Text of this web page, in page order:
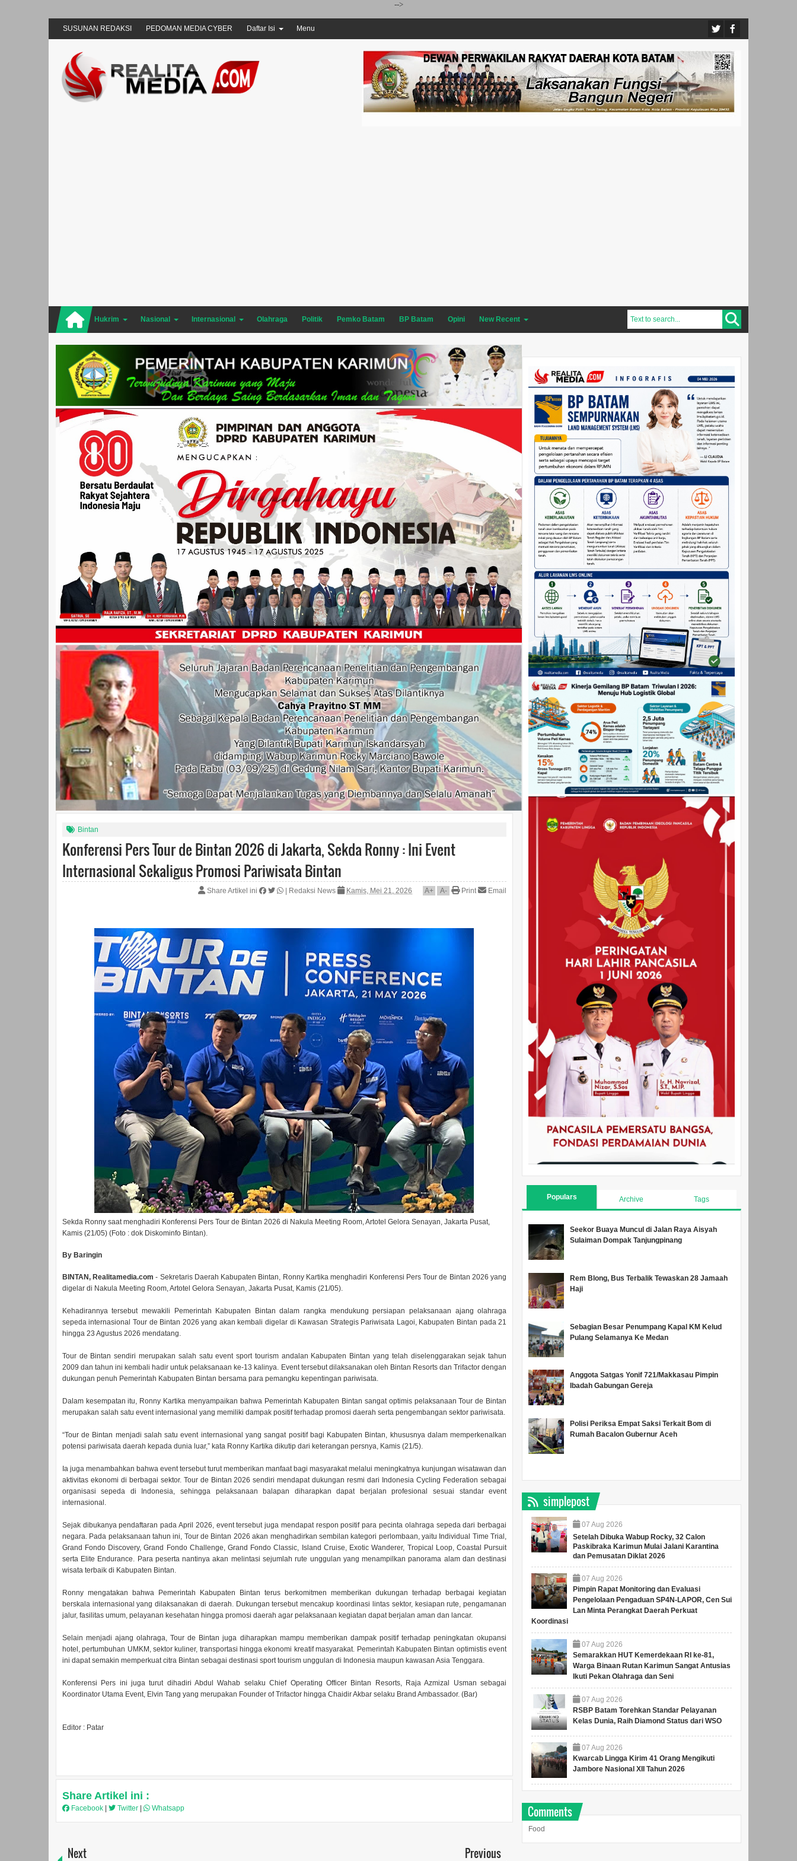
-->
SUSUNAN REDAKSI PEDOMAN MEDIA CYBER Daftar Isi Menu
Hukrim Nasional Internasional Olahraga Politik Pemko Batam BP Batam Opini New Recent
Bintan
Konferensi Pers Tour de Bintan 2026 di Jakarta, Sekda Ronny : Ini Event
Internasional Sekaligus Promosi Pariwisata Bintan
Share Artikel ini Redaksi News Kamis, Mei 21, 2026 A+ A- Print Email
Sekda Ronny saat menghadiri Konferensi Pers Tour de Bintan 2026 di Nakula Meeting Room, Artotel Gelora Senayan, Jakarta Pusat,
Kamis (21/05) (Foto : dok Diskominfo Bintan).
By Baringin
BINTAN, Realitamedia.com - Sekretaris Daerah Kabupaten Bintan, Ronny Kartika menghadiri Konferensi Pers Tour de Bintan 2026 yang
digelar di Nakula Meeting Room, Artotel Gelora Senayan, Jakarta Pusat, Kamis (21/05).
Kehadirannya tersebut mewakili Pemerintah Kabupaten Bintan dalam rangka mendukung persiapan pelaksanaan ajang olahraga
sepeda internasional Tour de Bintan 2026 yang akan kembali digelar di Kawasan Strategis Pariwisata Lagoi, Kabupaten Bintan pada 21
hingga 23 Agustus 2026 mendatang.
Tour de Bintan sendiri merupakan salah satu event sport tourism andalan Kabupaten Bintan yang telah diselenggarakan sejak tahun
2009 dan tahun ini kembali hadir untuk pelaksanaan ke-13 kalinya. Event tersebut dilaksanakan oleh Bintan Resorts dan Trifactor dengan
dukungan penuh Pemerintah Kabupaten Bintan bersama para pemangku kepentingan pariwisata.
Dalam kesempatan itu, Ronny Kartika menyampaikan bahwa Pemerintah Kabupaten Bintan sangat optimis pelaksanaan Tour de Bintan
merupakan salah satu event internasional yang memiliki dampak positif terhadap promosi daerah serta pengembangan sektor pariwisata.
“Tour de Bintan menjadi salah satu event internasional yang sangat positif bagi Kabupaten Bintan, khususnya dalam memperkenalkan
potensi pariwisata daerah kepada dunia luar,” kata Ronny Kartika dikutip dari keterangan persnya, Kamis (21/5).
Ia juga menambahkan bahwa event tersebut turut memberikan manfaat bagi masyarakat melalui meningkatnya kunjungan wisatawan dan
aktivitas ekonomi di berbagai sektor. Tour de Bintan 2026 sendiri mendapat dukungan resmi dari Indonesia Cycling Federation sebagai
organisasi sepeda di Indonesia, sehingga pelaksanaan balapan diharapkan dapat berjalan profesional sesuai standar event
internasional.
Sejak dibukanya pendaftaran pada April 2026, event tersebut juga mendapat respon positif para pecinta olahraga sepeda dari berbagai
negara. Pada pelaksanaan tahun ini, Tour de Bintan 2026 akan menghadirkan sembilan kategori perlombaan, yaitu Individual Time Trial,
Grand Fondo Discovery, Grand Fondo Challenge, Grand Fondo Classic, Island Cruise, Exotic Wanderer, Tropical Loop, Coastal Pursuit
serta Elite Endurance. Para peserta nantinya akan melintasi sejumlah rute unggulan yang menampilkan panorama alam dan destinasi
wisata terbaik di Kabupaten Bintan.
Ronny mengatakan bahwa Pemerintah Kabupaten Bintan terus berkomitmen memberikan dukungan terhadap berbagai kegiatan
berskala internasional yang dilaksanakan di daerah. Dukungan tersebut mencakup koordinasi lintas sektor, kesiapan rute, pengamanan
jalur, fasilitas umum, pelayanan kesehatan hingga promosi daerah agar pelaksanaan kegiatan dapat berjalan aman dan lancar.
Selain menjadi ajang olahraga, Tour de Bintan juga diharapkan mampu memberikan dampak positif terhadap peningkatan okupansi
hotel, pertumbuhan UMKM, sektor kuliner, transportasi hingga ekonomi kreatif masyarakat. Pemerintah Kabupaten Bintan optimistis event
ini dapat semakin memperkuat citra Bintan sebagai destinasi sport tourism unggulan di Indonesia maupun kawasan Asia Tenggara.
Konferensi Pers ini juga turut dihadiri Abdul Wahab selaku Chief Operating Officer Bintan Resorts, Raja Azmizal Usman sebagai
Koordinator Utama Event, Elvin Tang yang merupakan Founder of Trifactor hingga Chaidir Akbar selaku Brand Ambassador. (Bar)
Editor : Patar
Share Artikel ini :
Facebook Twitter Whatsapp
Next Previous
Populars Archive Tags
Seekor Buaya Muncul di Jalan Raya Aisyah
Sulaiman Dompak Tanjungpinang
Rem Blong, Bus Terbalik Tewaskan 28 Jamaah
Haji
Sebagian Besar Penumpang Kapal KM Kelud
Pulang Selamanya Ke Medan
Anggota Satgas Yonif 721/Makkasau Pimpin
Ibadah Gabungan Gereja
Polisi Periksa Empat Saksi Terkait Bom di
Rumah Bacalon Gubernur Aceh
simplepost
07 Aug 2026
Setelah Dibuka Wabup Rocky, 32 Calon
Paskibraka Karimun Mulai Jalani Karantina
dan Pemusatan Diklat 2026
07 Aug 2026
Pimpin Rapat Monitoring dan Evaluasi
Pengelolaan Pengaduan SP4N-LAPOR, Cen Sui
Lan Minta Perangkat Daerah Perkuat
Koordinasi
07 Aug 2026
Semarakkan HUT Kemerdekaan RI ke-81,
Warga Binaan Rutan Karimun Sangat Antusias
Ikuti Pekan Olahraga dan Seni
07 Aug 2026
RSBP Batam Torehkan Standar Pelayanan
Kelas Dunia, Raih Diamond Status dari WSO
07 Aug 2026
Kwarcab Lingga Kirim 41 Orang Mengikuti
Jambore Nasional XII Tahun 2026
Comments
Food